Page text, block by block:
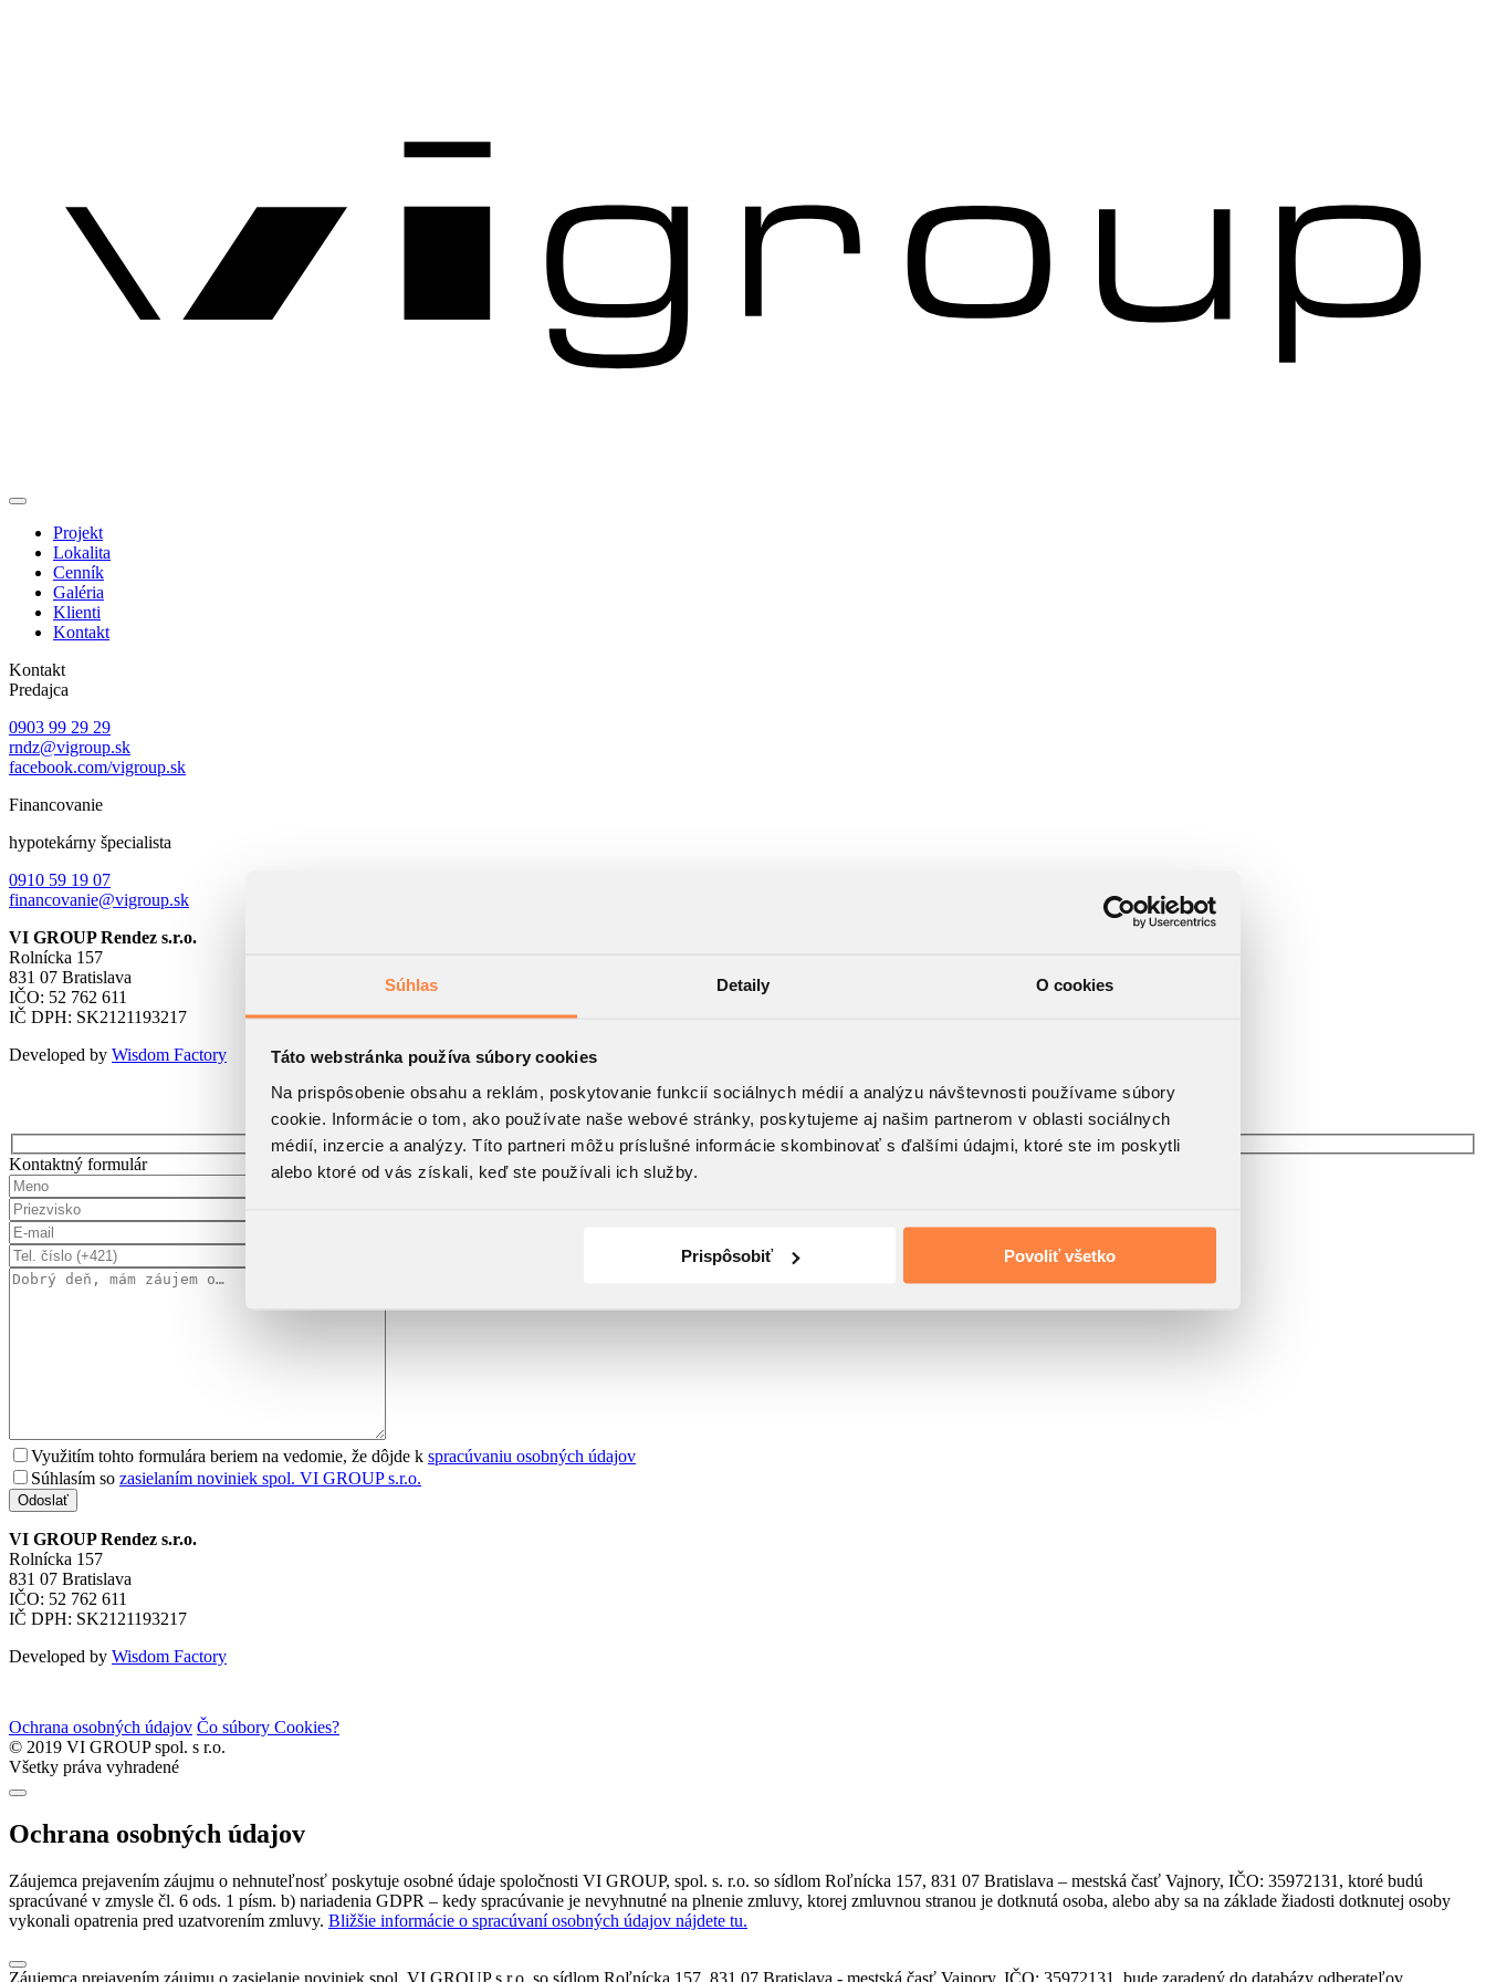
Súhlas Detaily O cookies
Táto webstránka používa súbory cookies
Na prispôsobenie obsahu a reklám, poskytovanie funkcií sociálnych médií a analýzu návštevnosti používame súbory
cookie. Informácie o tom, ako používate naše webové stránky, poskytujeme aj našim partnerom v oblasti sociálnych
médií, inzercie a analýzy. Títo partneri môžu príslušné informácie skombinovať s ďalšími údajmi, ktoré ste im poskytli
alebo ktoré od vás získali, keď ste používali ich služby.
Prispôsobiť Povoliť všetko
Projekt
Lokalita
Cenník
Galéria
Klienti
Kontakt
Kontakt
Predajca
0903 99 29 29
rndz@vigroup.sk
facebook.com/vigroup.sk
Financovanie
hypotekárny špecialista
0910 59 19 07
financovanie@vigroup.sk
VI GROUP Rendez s.r.o.
Rolnícka 157
831 07 Bratislava
IČO: 52 762 611
IČ DPH: SK2121193217
Developed by Wisdom Factory
Kontaktný formulár
Využitím tohto formulára beriem na vedomie, že dôjde k spracúvaniu osobných údajov
Súhlasím so zasielaním noviniek spol. VI GROUP s.r.o.
Odoslať
VI GROUP Rendez s.r.o.
Rolnícka 157
831 07 Bratislava
IČO: 52 762 611
IČ DPH: SK2121193217
Developed by Wisdom Factory
Ochrana osobných údajov Čo súbory Cookies?
© 2019 VI GROUP spol. s r.o.
Všetky práva vyhradené
Ochrana osobných údajov
Záujemca prejavením záujmu o nehnuteľnosť poskytuje osobné údaje spoločnosti VI GROUP, spol. s. r.o. so sídlom Roľnícka 157, 831 07 Bratislava – mestská časť Vajnory, IČO: 35972131, ktoré budú
spracúvané v zmysle čl. 6 ods. 1 písm. b) nariadenia GDPR – kedy spracúvanie je nevyhnutné na plnenie zmluvy, ktorej zmluvnou stranou je dotknutá osoba, alebo aby sa na základe žiadosti dotknutej osoby
vykonali opatrenia pred uzatvorením zmluvy. Bližšie informácie o spracúvaní osobných údajov nájdete tu.
Záujemca prejavením záujmu o zasielanie noviniek spol. VI GROUP s.r.o. so sídlom Roľnícka 157, 831 07 Bratislava - mestská časť Vajnory, IČO: 35972131, bude zaradený do databázy odberateľov